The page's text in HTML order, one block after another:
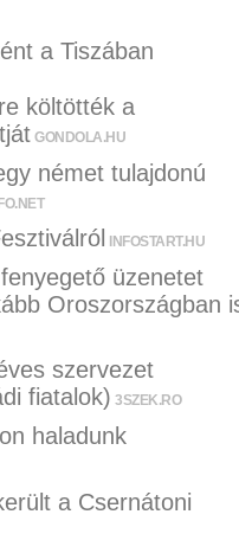
a Tiszában
költötték a
GONDOLA.HU
német tulajdonú
INFOSTART.HU
üzenetet
Oroszországban
szervezet
fiatalok) 3SZEK.RO
haladunk
a Csernátoni